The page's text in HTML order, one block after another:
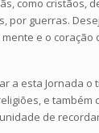
como cristãos,
por guerras.
e o
a esta Jornada
e
de